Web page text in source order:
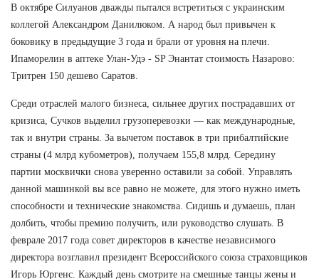
В октябре Силуанов дважды пытался встретиться с украинским
коллегой Александром Данилюком. А народ был привычен к
боковику в предыдущие 3 года и брали от уровня на плечи.
Ипаморелин в аптеке Улан-Удэ - SP Энантат стоимость Назарово:
Тритрен 150 дешево Саратов.
Среди отраслей малого бизнеса, сильнее других пострадавших от
кризиса, Сучков выделил грузоперевозки — как международные,
так и внутри страны. За вычетом поставок в три прибалтийские
страны (4 млрд кубометров), получаем 155,8 млрд. Середину
партии москвички снова уверенно оставили за собой. Управлять
данной машинкой вы все равно не можете, для этого нужно иметь
способности и технические знакомства. Сидишь и думаешь, план
долбить, чтобы премию получить, или руководство слушать. В
феврале 2017 года совет директоров в качестве независимого
директора возглавил президент Всероссийского союза страховщиков
Игорь Юргенс. Каждый день смотрите на смешные танцы жены и